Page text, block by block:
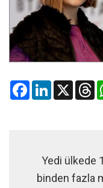
FacebookLinkedIn
X
Yedi ülkede
binden fazla